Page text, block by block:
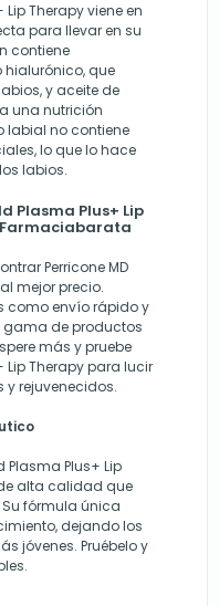
Lip Therapy viene en
para llevar en su
contiene
que
y aceite de
una nutrición
labial no contiene
lo que lo hace
labios.
Plasma Plus+ Lip
Perricone MD
mejor precio.
como envío rápido y
gama de productos
más y pruebe
Lip Therapy para lucir
rejuvenecidos.
Plasma Plus+ Lip
alta calidad que
fórmula única
dejando los
jóvenes. Pruébelo y